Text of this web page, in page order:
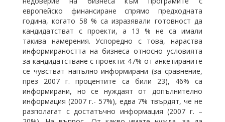
европейско финансиране спрямо предходната
година, когато 58 % са изразявали готовност да
кандидатстват с проекти, а 13 % не са имали
такива намерения. Успоредно с това, нараства
информираността на бизнеса относно условията
за кандидатстване с проекти: 47% от анкетираните
се чувстват напълно информирани (за сравнение,
през 2007 г. процентите са били 23), 46% са
информирани, но се нуждаят от допълнително
информация (2007 г.- 57%), едва 7% твърдят, че не
разполагат с достатъчно информация (2007 г. –